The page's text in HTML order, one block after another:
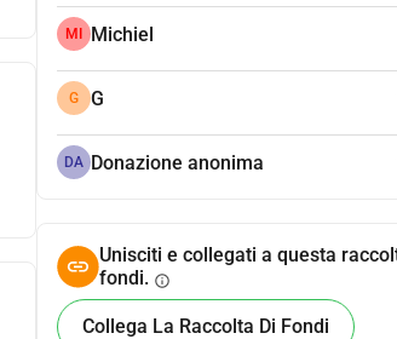
MI Michiel
G G
DA Donazione anonima
Unisciti e collegati a questa
fondi. info
Collega La Raccolta Di Fondi